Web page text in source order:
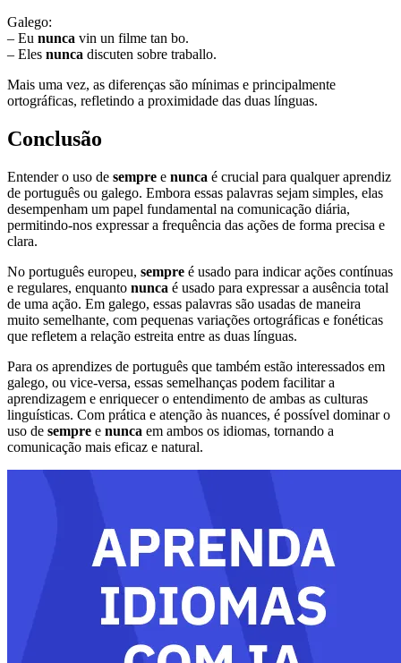
Galego:
– Eu nunca vin un filme tan bo.
– Eles nunca discuten sobre traballo.
Mais uma vez, as diferenças são mínimas e principalmente
ortográficas, refletindo a proximidade das duas línguas.
Conclusão
Entender o uso de sempre e nunca é crucial para qualquer aprendiz
de português ou galego. Embora essas palavras sejam simples, elas
desempenham um papel fundamental na comunicação diária,
permitindo-nos expressar a frequência das ações de forma precisa e
clara.
No português europeu, sempre é usado para indicar ações contínuas
e regulares, enquanto nunca é usado para expressar a ausência total
de uma ação. Em galego, essas palavras são usadas de maneira
muito semelhante, com pequenas variações ortográficas e fonéticas
que refletem a relação estreita entre as duas línguas.
Para os aprendizes de português que também estão interessados em
galego, ou vice-versa, essas semelhanças podem facilitar a
aprendizagem e enriquecer o entendimento de ambas as culturas
linguísticas. Com prática e atenção às nuances, é possível dominar o
uso de sempre e nunca em ambos os idiomas, tornando a
comunicação mais eficaz e natural.